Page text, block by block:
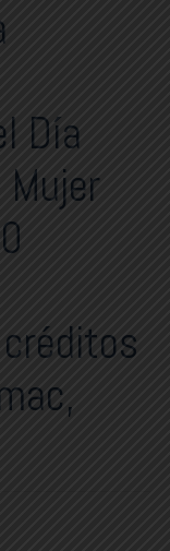
Día